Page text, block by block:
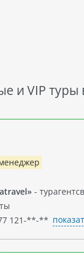
и VIP туры
-
121-**-**